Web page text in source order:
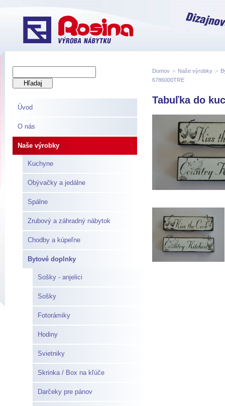
Úvod
O nás
Naše výrobky
Kuchyne
Obývačky a jedálne
Spálne
Zrubový a záhradný nábytok
Chodby a kúpeľne
Bytové doplnky
Sošky - anjelici
Sošky
Fotorámiky
Hodiny
Svietniky
Skrinka / Box na kľúče
Darčeky pre pánov
Domov > Naše výrobky >
6786000TRE
Tabuľka do